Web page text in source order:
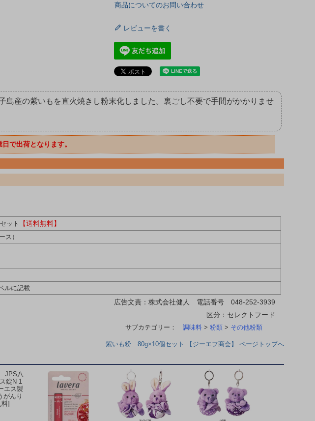
商品についてのお問い合わせ
レビューを書く
島産の紫いもを直火焼きし粉末化しました。裏ごし不要で手間がかかりませ
で出荷となります。
ット 【送料無料】
ス）
ルに記載
広告文責：株式会社健人 電話番号 048-252-3939
区分：セレクトフード
サブカテゴリー： 調味料> 粉類> その他粉類
紫いも粉 80g×10個セット 【ジーエフ商会】 ページトップへ
JPS八
錠N 1
エス製
がんり
]